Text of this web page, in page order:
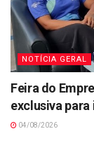
NOTÍCIA GERAL
Feira do
exclusiva
04/08/2026